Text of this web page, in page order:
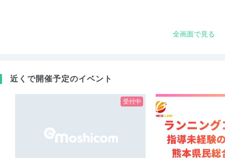
全画面で見る
近くで開催予定のイベント
受付中